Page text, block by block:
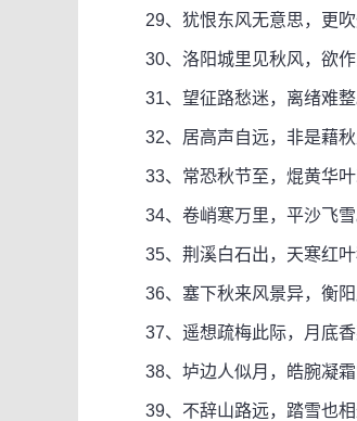
29、犹恨东风无意思，更吹
30、洛阳城里见秋风，欲作
31、望征路愁迷，离绪难整
32、居高声自远，非是藉秋
33、常恐秋节至，焜黄华叶
34、卷峭寒万里，平沙飞雪
35、荆溪白石出，天寒红叶
36、塞下秋来风景异，衡阳
37、遥想疏梅此际，月底香
38、垆边人似月，皓腕凝霜
39、不辞山路远，踏雪也相